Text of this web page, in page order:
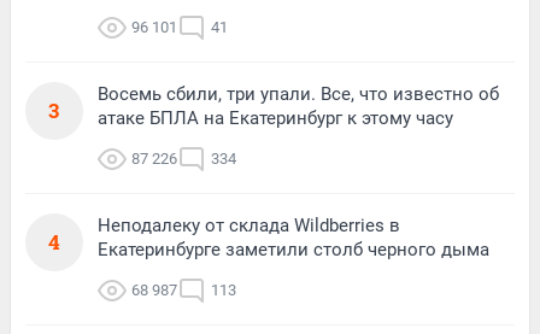
96 101 41
3
Восемь сбили, три упали. Все, что известно об
атаке БПЛА на Екатеринбург к этому часу
87 226 334
4
Неподалеку от склада Wildberries в
Екатеринбурге заметили столб черного дыма
68 987 113